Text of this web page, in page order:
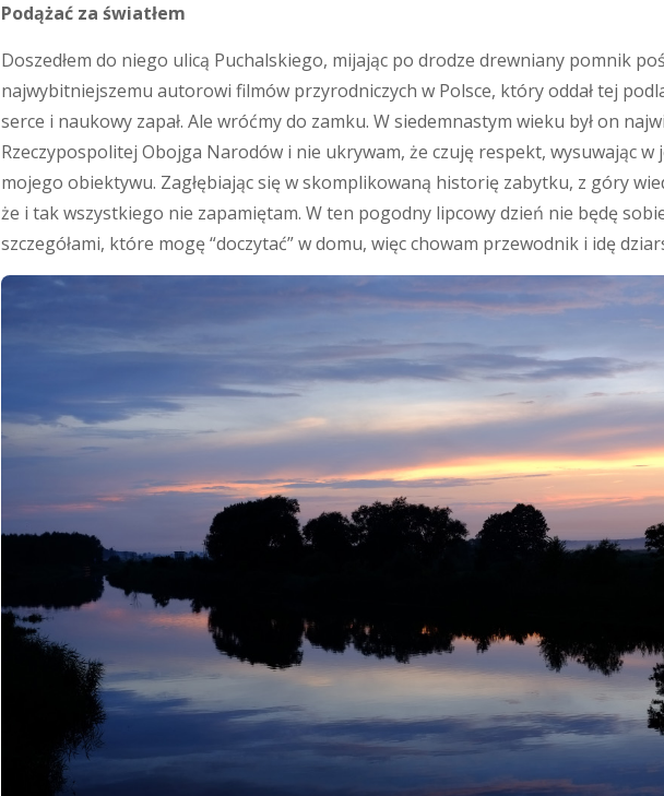
Podążać za światłem
Doszedłem do niego ulicą Puchalskiego, mijając po drodze drewniany pomnik
najwybitniejszemu autorowi filmów przyrodniczych w Polsce, który oddał tej
serce i naukowy zapał. Ale wróćmy do zamku. W siedemnastym wieku był on
Rzeczypospolitej Obojga Narodów i nie ukrywam, że czuję respekt, wysuwając
mojego obiektywu. Zagłębiając się w skomplikowaną historię zabytku, z góry
że i tak wszystkiego nie zapamiętam. W ten pogodny lipcowy dzień nie będę
szczegółami, które mogę “doczytać” w domu, więc chowam przewodnik i idę